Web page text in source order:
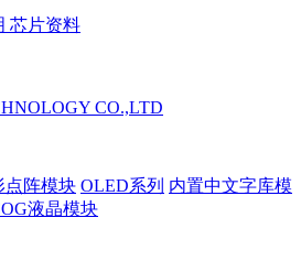
芯片资料
点阵模块 OLED系列 内置中文字库模
液晶模块